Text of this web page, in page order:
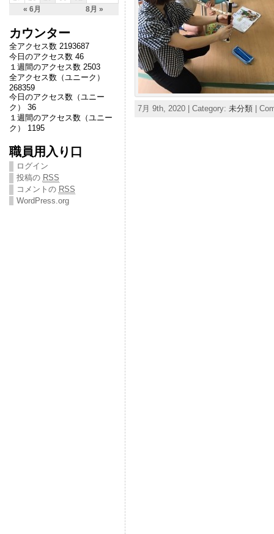
« 6月 8月 »
カウンター
全アクセス数 2193687
今日のアクセス数 46
１週間のアクセス数 2503
全アクセス数（ユニーク）
268359
今日のアクセス数（ユニー
ク） 36
１週間のアクセス数（ユニー
ク） 1195
職員用入り口
ログイン
投稿の RSS
コメントの RSS
WordPress.org
7月 9th, 2020 | Category: 未分類|